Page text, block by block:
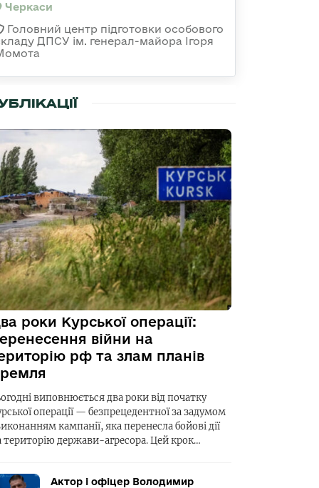
Черкаси
Головний центр підготовки особового
ДПСУ ім. генерал-майора Ігоря
роки Курської операції:
війни на
рф та злам планів
виповнюється два роки від початку
операції — безпрецедентної за задумом
кампанії, яка перенесла бойові дії
територію держави-агресора. Цей крок…
Актор і офіцер Володимир